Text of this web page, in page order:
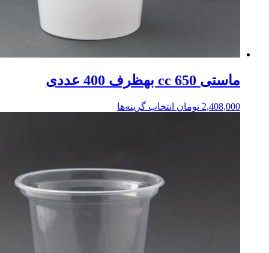
ماستی 650 cc بهظرف 400 عددی
2,408,000 تومان انتخاب گزینه‌ها